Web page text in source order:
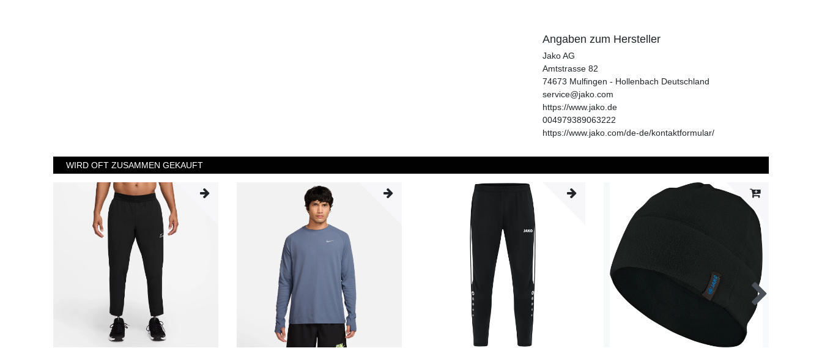
Angaben zum Hersteller
Jako AG
Amtstrasse 82
74673 Mulfingen - Hollenbach Deutschland
service@jako.com
https://www.jako.de
004979389063222
https://www.jako.com/de-de/kontaktformular/
WIRD OFT ZUSAMMEN GEKAUFT